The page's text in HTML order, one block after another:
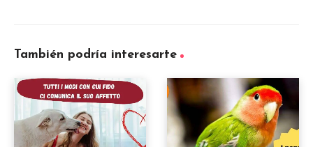
También podría interesarte